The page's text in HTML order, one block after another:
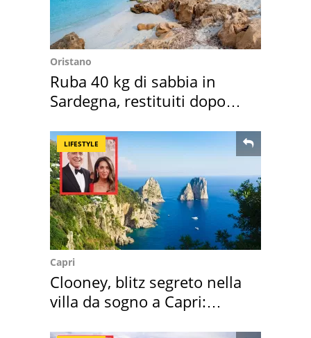
Oristano
Ruba 40 kg di sabbia in
Sardegna, restituiti dopo
LIFESTYLE
Capri
Clooney, blitz segreto nella
villa da sogno a Capri: